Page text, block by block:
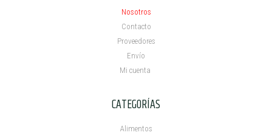
Nosotros
Contacto
Proveedores
Envío
Mi cuenta ​
CATEGORÍAS
Alimentos